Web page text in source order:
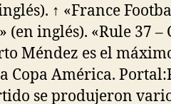
↑ «France
(en inglés). «Rule 37 –
Méndez es el
Copa América.
se produjeron